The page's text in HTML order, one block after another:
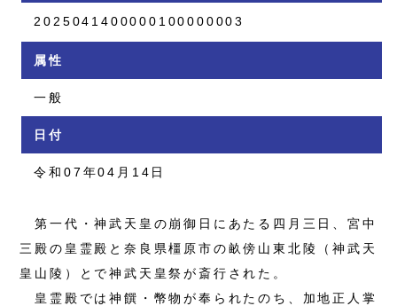
2025041400000100000003
属性
一般
日付
令和07年04月14日
第一代・神武天皇の崩御日にあたる四月三日、宮中
三殿の皇霊殿と奈良県橿原市の畝傍山東北陵（神武天
皇山陵）とで神武天皇祭が斎行された。
皇霊殿では神饌・幣物が奉られたのち、加地正人掌